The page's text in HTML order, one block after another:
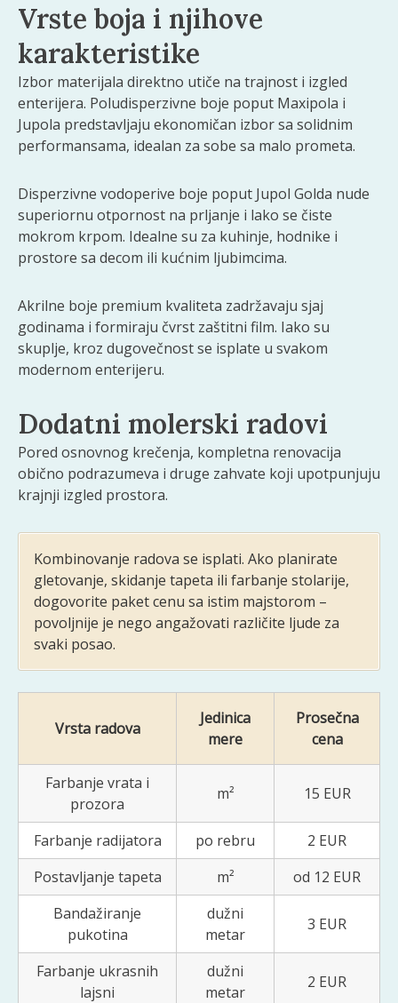
Vrste boja i njihove
karakteristike
Izbor materijala direktno utiče na trajnost i izgled
enterijera. Poludisperzivne boje poput Maxipola i
Jupola predstavljaju ekonomičan izbor sa solidnim
performansama, idealan za sobe sa malo prometa.
Disperzivne vodoperive boje poput Jupol Golda nude
superiornu otpornost na prljanje i lako se čiste
mokrom krpom. Idealne su za kuhinje, hodnike i
prostore sa decom ili kućnim ljubimcima.
Akrilne boje premium kvaliteta zadržavaju sjaj
godinama i formiraju čvrst zaštitni film. Iako su
skuplje, kroz dugovečnost se isplate u svakom
modernom enterijeru.
Dodatni molerski radovi
Pored osnovnog krečenja, kompletna renovacija
obično podrazumeva i druge zahvate koji upotpunjuju
krajnji izgled prostora.
Kombinovanje radova se isplati. Ako planirate
gletovanje, skidanje tapeta ili farbanje stolarije,
dogovorite paket cenu sa istim majstorom –
povoljnije je nego angažovati različite ljude za
svaki posao.
Vrsta radova
Jedinica
mere
Prosečna
cena
Farbanje vrata i
prozora
m² 15 EUR
Farbanje radijatora po rebru
2 EUR
Postavljanje tapeta
m²
od 12 EUR
Bandažiranje
pukotina
dužni
metar
3 EUR
Farbanje ukrasnih
lajsni
dužni
metar
2 EUR